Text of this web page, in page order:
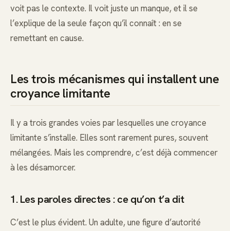
voit pas le contexte. Il voit juste un manque, et il se
l’explique de la seule façon qu’il connaît : en se
remettant en cause.
Les trois mécanismes qui installent une
croyance limitante
Il y a trois grandes voies par lesquelles une croyance
limitante s’installe. Elles sont rarement pures, souvent
mélangées. Mais les comprendre, c’est déjà commencer
à les désamorcer.
1. Les paroles directes : ce qu’on t’a dit
C’est le plus évident. Un adulte, une figure d’autorité